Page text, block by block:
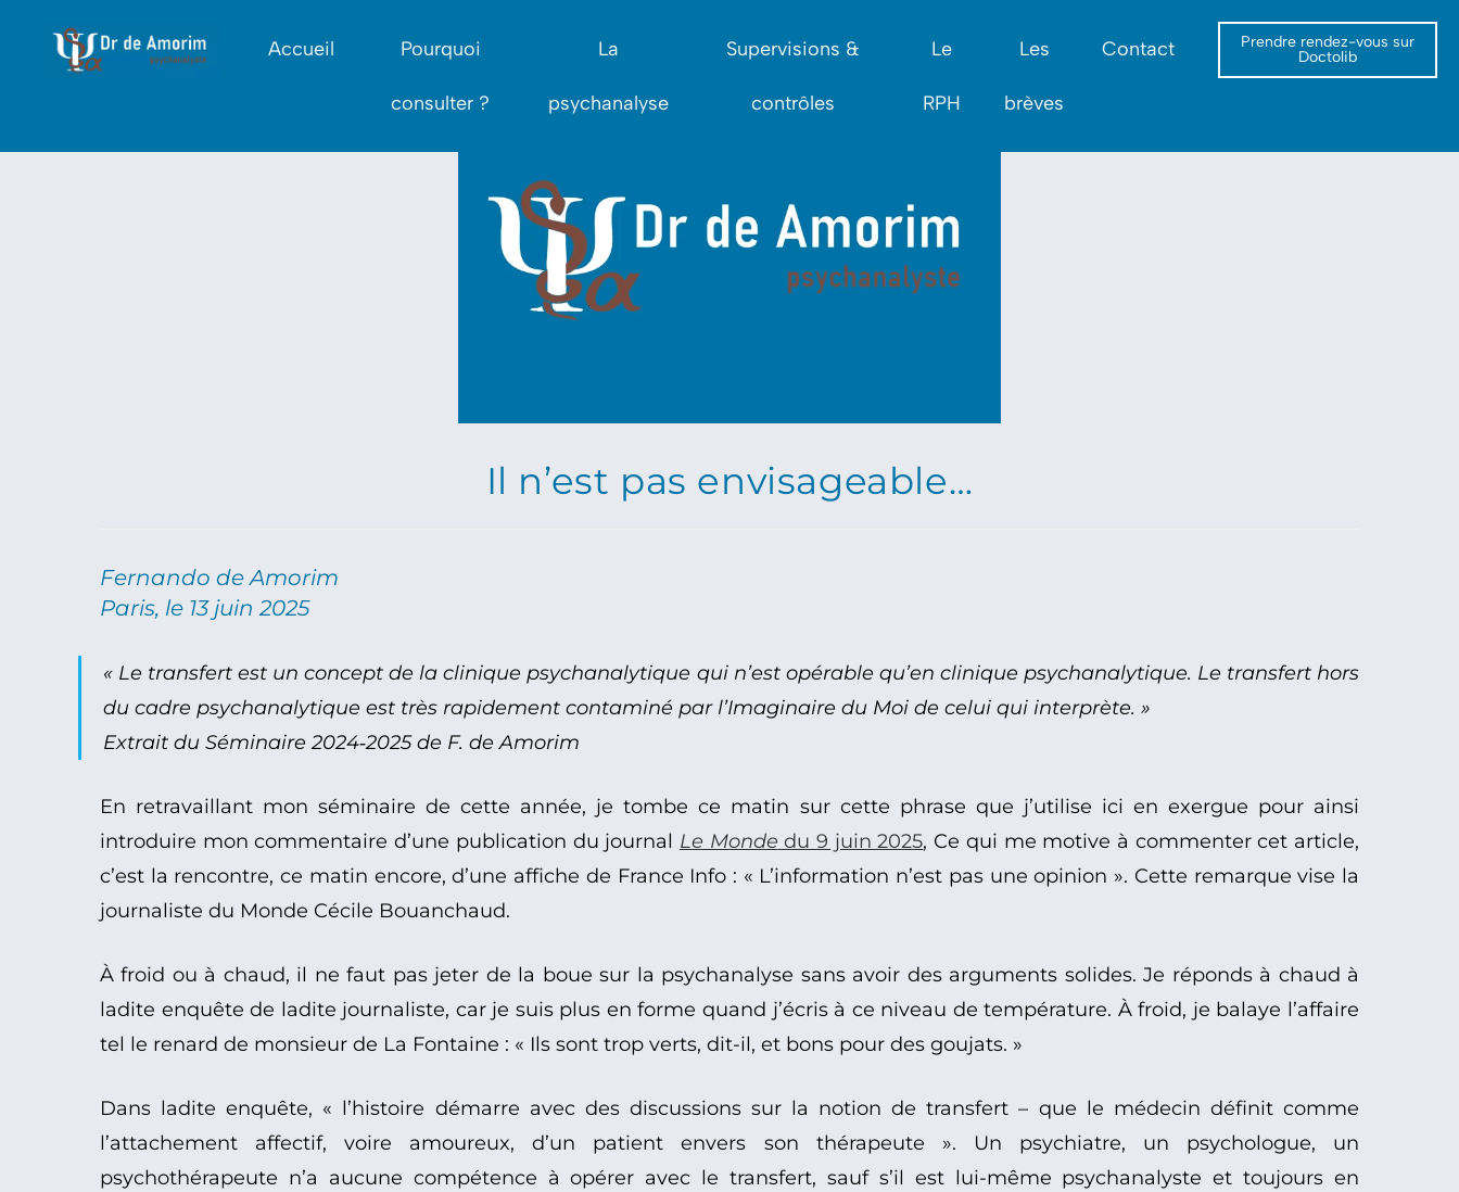
Accueil Pourquoi
consulter ?
La
psychanalyse
Supervisions &
contrôles
Le
RPH
Les
brèves
Contact
Prendre rendez-vous sur
Doctolib
Il n’est pas envisageable…
Fernando de Amorim
Paris, le 13 juin 2025
« Le transfert est un concept de la clinique psychanalytique qui n’est opérable qu’en clinique psychanalytique. Le transfert hors
du cadre psychanalytique est très rapidement contaminé par l’Imaginaire du Moi de celui qui interprète. »
Extrait du Séminaire 2024‑2025 de F. de Amorim
En retravaillant mon séminaire de cette année, je tombe ce matin sur cette phrase que j’utilise ici en exergue pour ainsi
introduire mon commentaire d’une publication du journal Le Monde du 9 juin 2025, Ce qui me motive à commenter cet article,
c’est la rencontre, ce matin encore, d’une affiche de France Info : « L’information n’est pas une opinion ». Cette remarque vise la
journaliste du Monde Cécile Bouanchaud.
À froid ou à chaud, il ne faut pas jeter de la boue sur la psychanalyse sans avoir des arguments solides. Je réponds à chaud à
ladite enquête de ladite journaliste, car je suis plus en forme quand j’écris à ce niveau de température. À froid, je balaye l’affaire
tel le renard de monsieur de La Fontaine : « Ils sont trop verts, dit-il, et bons pour des goujats. »
Dans ladite enquête, « l’histoire démarre avec des discussions sur la notion de transfert – que le médecin définit comme
l’attachement affectif, voire amoureux, d’un patient envers son thérapeute ». Un psychiatre, un psychologue, un
psychothérapeute n’a aucune compétence à opérer avec le transfert, sauf s’il est lui-même psychanalyste et toujours en